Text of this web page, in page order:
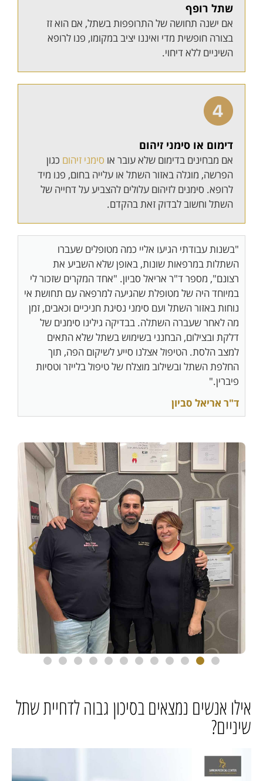
שתל רופף
אם ישנה תחושה של התרופפות בשתל, אם הוא זז
בצורה חופשית מדי ואיננו יציב במקומו, פנו לרופא
השיניים ללא דיחוי.
דימום או סימני זיהום
אם מבחינים בדימום שלא עובר או סימני זיהום כגון
הפרשה, מוגלה באזור השתל או עלייה בחום, פנו מיד
לרופא. סימנים לזיהום עלולים להצביע על דחייה של
השתל וחשוב לבדוק זאת בהקדם.
"בשנות עבודתי הגיעו אליי כמה מטופלים שעברו
השתלות במרפאות שונות, באופן שלא השביע את
רצונם", מספר ד"ר אריאל סביון. "אחד המקרים שזכור לי
במיוחד היה של מטופלת שהגיעה למרפאה עם תחושת אי
נוחות באזור השתל ועם סימני נסיגת חניכיים וכאבים, זמן
מה לאחר שעברה השתלה. בבדיקה גילינו סימנים של
דלקת ובצילום, הבחנני בשימוש בשתל שלא התאים
למצב הלסת. הטיפול אצלנו סייע לשיקום הפה, תוך
החלפת השתל ובשילוב מוצלח של טיפול בלייזר וטסיות
פיברין."
ד"ר אריאל סביון
אילו אנשים נמצאים בסיכון גבוה לדחיית שתל
שיניים?